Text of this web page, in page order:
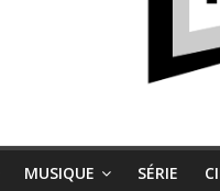
MUSIQUE SÉRIE